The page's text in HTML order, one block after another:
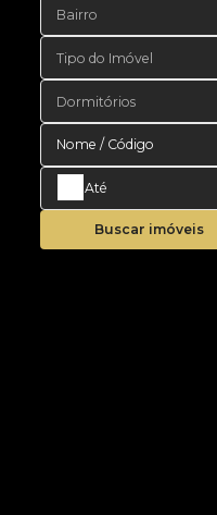
Bairro
Tipo do Imóvel
Dormitórios
Buscar imóveis